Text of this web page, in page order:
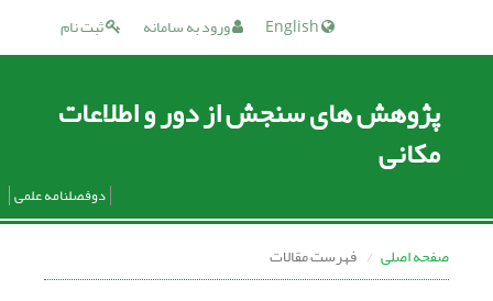
ثبت نام ورود به سامانه
پژوهش های سنجش از دور و اطلاعات
مکانی
دوفصلنامه علمی
صفحه اصلی فهرست مقالات